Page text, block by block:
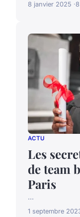
8 janvier 2025
ACTU
Les
de team
Paris
...
1 septembre